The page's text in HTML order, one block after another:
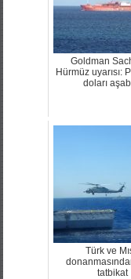
Goldman
Hürmüz uyarısı:
doları
Türk ve
tatbikat